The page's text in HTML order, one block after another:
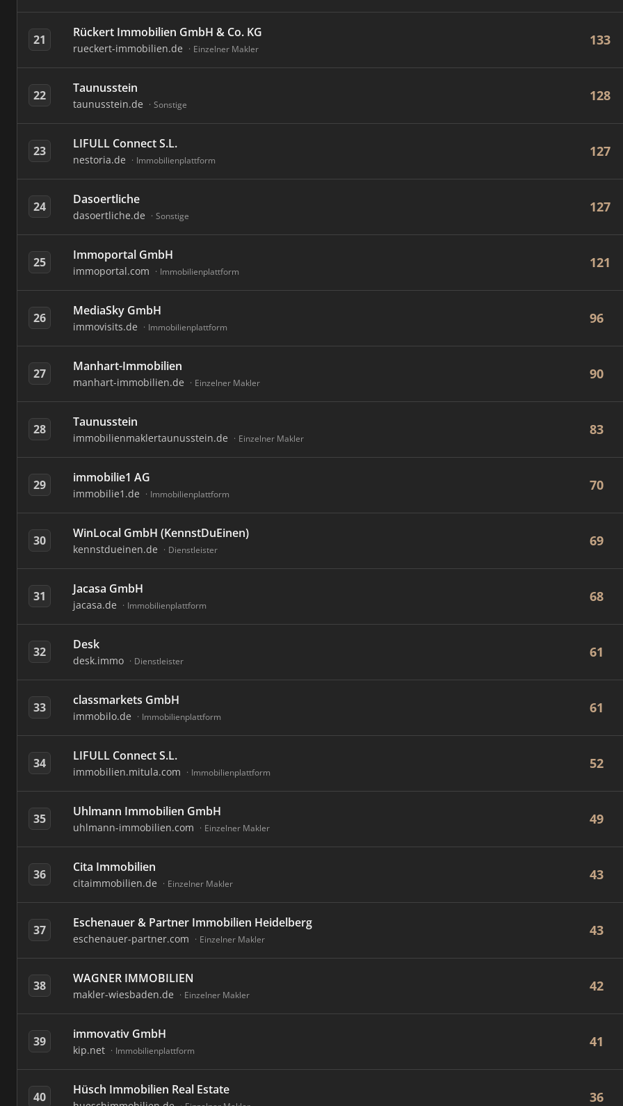
21 Rückert Immobilien GmbH & Co. KG
rueckert-immobilien.de Einzelner Makler
133
22 Taunusstein
taunusstein.de Sonstige
128
23 LIFULL Connect S.L.
nestoria.de Immobilienplattform
127
24 Dasoertliche
dasoertliche.de Sonstige
127
25 Immoportal GmbH
immoportal.com Immobilienplattform
121
26 MediaSky GmbH
immovisits.de Immobilienplattform
96
27 Manhart-Immobilien
manhart-immobilien.de Einzelner Makler
90
28 Taunusstein
immobilienmaklertaunusstein.de Einzelner Makler
83
29 immobilie1 AG
immobilie1.de Immobilienplattform
70
30 WinLocal GmbH (KennstDuEinen)
kennstdueinen.de Dienstleister
69
31 Jacasa GmbH
jacasa.de Immobilienplattform
68
32 Desk
desk.immo Dienstleister
61
33 classmarkets GmbH
immobilo.de Immobilienplattform
61
34 LIFULL Connect S.L.
immobilien.mitula.com Immobilienplattform
52
35 Uhlmann Immobilien GmbH
uhlmann-immobilien.com Einzelner Makler
49
36 Cita Immobilien
citaimmobilien.de Einzelner Makler
43
37 Eschenauer & Partner Immobilien Heidelberg
eschenauer-partner.com Einzelner Makler
43
38 WAGNER IMMOBILIEN
makler-wiesbaden.de Einzelner Makler
42
39 immovativ GmbH
kip.net Immobilienplattform
41
40 Hüsch Immobilien Real Estate 36